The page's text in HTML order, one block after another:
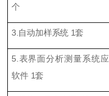
个
3.自动加样系统 1套
5.表界面分析测量系统
软件 1套